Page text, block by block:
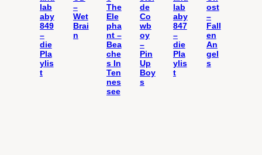
lab
aby
849
–
die
Pla
ylis
t
–
Wet
Brai
n
The
Ele
pha
nt –
Bea
che
s In
Ten
nes
see
de
Co
wb
oy
–
Pin
Up
Boy
s
lab
aby
847
–
die
Pla
ylis
t
ost
–
Fall
en
An
gel
s